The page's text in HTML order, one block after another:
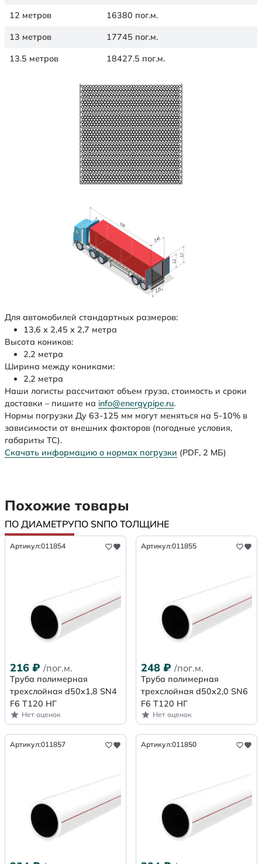
12 метров 16380 пог.м.
13 метров 17745 пог.м.
13.5 метров 18427.5 пог.м.
Для автомобилей стандартных размеров:
13,6 х 2,45 х 2,7 метра
Высота коников:
2,2 метра
Ширина между кониками:
2,2 метра
Наши логисты рассчитают объем груза, стоимость и сроки
доставки – пишите на info@energypipe.ru.
Нормы погрузки Ду 63-125 мм могут меняться на 5-10% в
зависимости от внешних факторов (погодные условия,
габариты ТС).
Скачать информацию о нормах погрузки (PDF, 2 МБ)
Похожие товары
ПО ДИАМЕТРУПО SNПО ТОЛЩИНЕ
Артикул:011854
216 ₽ /пог.м.
Труба полимерная
трехслойная d50х1,8 SN4
F6 Т120 НГ
Нет оценок
Артикул:011855
248 ₽ /пог.м.
Труба полимерная
трехслойная d50х2,0 SN6
F6 Т120 НГ
Нет оценок
Артикул:011857 Артикул:011850